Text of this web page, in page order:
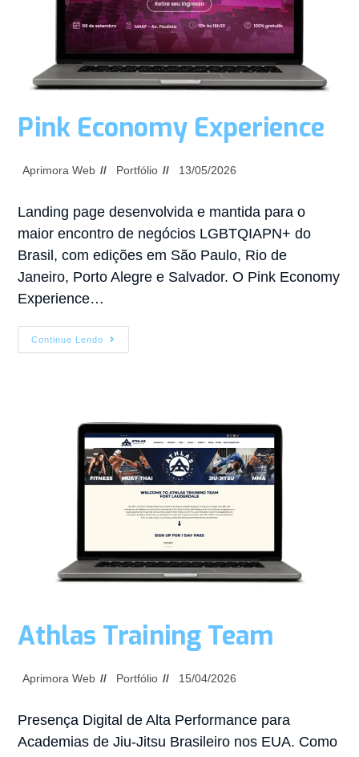
Pink Economy Experience
Aprimora Web Portfólio 13/05/2026
Landing page desenvolvida e mantida para o
maior encontro de negócios LGBTQIAPN+ do
Brasil, com edições em São Paulo, Rio de
Janeiro, Porto Alegre e Salvador. O Pink Economy
Experience…
Continue Lendo
Athlas Training Team
Aprimora Web Portfólio 15/04/2026
Presença Digital de Alta Performance para
Academias de Jiu-Jitsu Brasileiro nos EUA. Como